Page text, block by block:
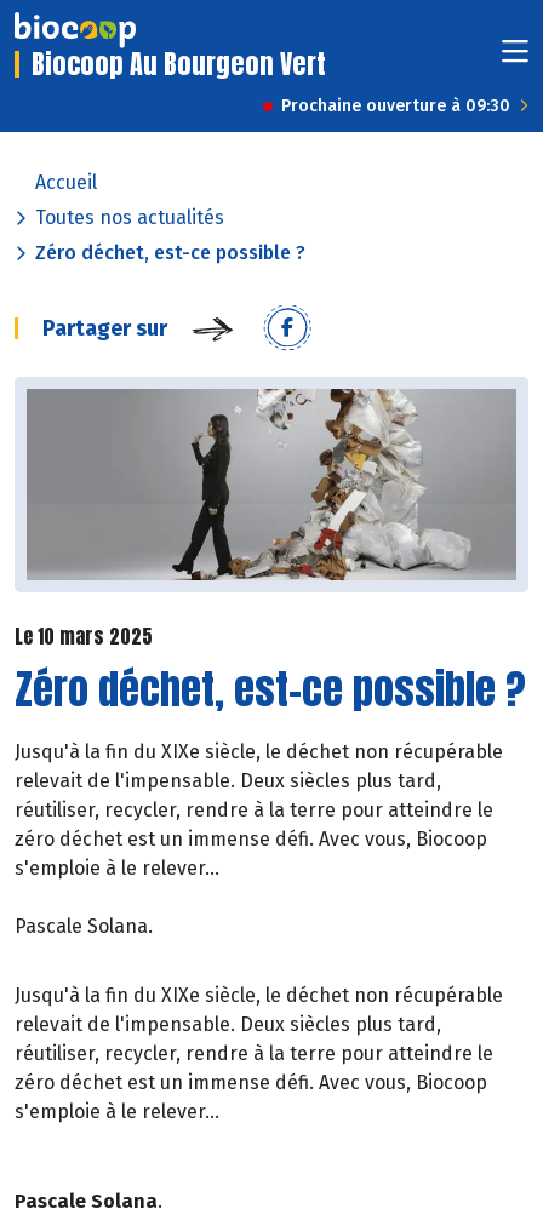
Biocoop Au Bourgeon Vert
Prochaine ouverture à 09:30
Accueil
Toutes nos actualités
Zéro déchet, est-ce possible ?
Partager sur
Le 10 mars 2025
Zéro déchet, est-ce possible ?
Jusqu'à la fin du XIXe siècle, le déchet non récupérable
relevait de l'impensable. Deux siècles plus tard,
réutiliser, recycler, rendre à la terre pour atteindre le
zéro déchet est un immense défi. Avec vous, Biocoop
s'emploie à le relever...
Pascale Solana.
Jusqu'à la fin du XIXe siècle, le déchet non récupérable
relevait de l'impensable. Deux siècles plus tard,
réutiliser, recycler, rendre à la terre pour atteindre le
zéro déchet est un immense défi. Avec vous, Biocoop
s'emploie à le relever...
Pascale Solana.